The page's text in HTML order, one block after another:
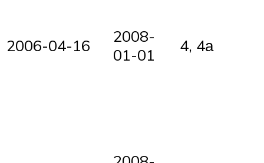
2006-04-16
2008-
01-01
4, 4а